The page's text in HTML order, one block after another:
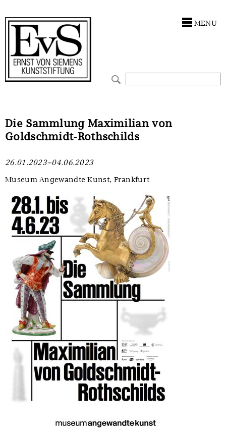
MENU
Die Sammlung Maximilian von
Goldschmidt-Rothschilds
26.01.2023–04.06.2023
Museum Angewandte Kunst, Frankfurt
Förderphilosophie
Gremien
Presse und Neuigkeiten
Stellenangebote
Ankauf
Restaurierungen
Werkverzeichnisse
UKRAINE-Förderlinie